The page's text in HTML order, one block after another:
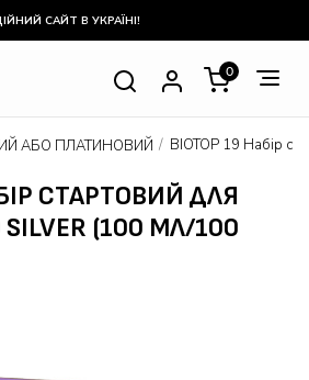
САЙТ В УКРАЇНІ!
0
АБО ПЛАТИНОВИЙ BIOTOP 19 Набір
СТАРТОВИЙ ДЛЯ
(100 МЛ/100